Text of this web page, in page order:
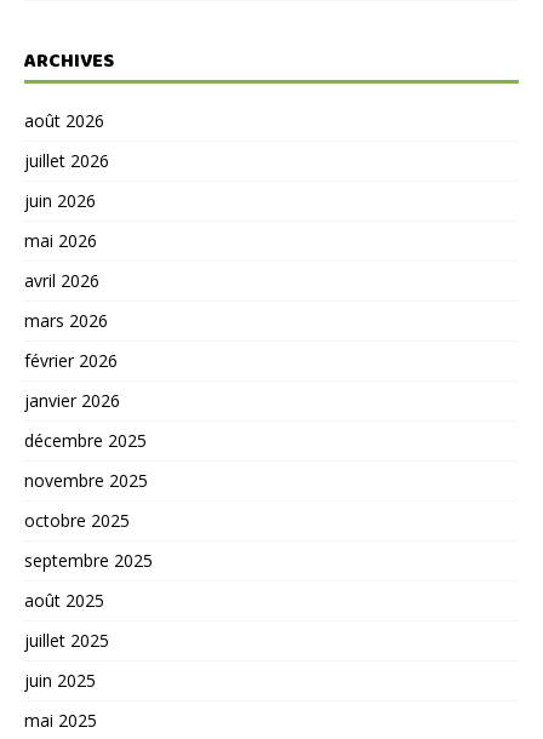
ARCHIVES
août 2026
juillet 2026
juin 2026
mai 2026
avril 2026
mars 2026
février 2026
janvier 2026
décembre 2025
novembre 2025
octobre 2025
septembre 2025
août 2025
juillet 2025
juin 2025
mai 2025